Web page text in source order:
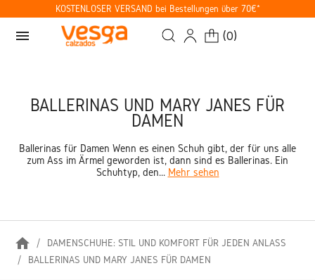
KOSTENLOSER VERSAND bei Bestellungen über 70€*
menu (0)
BALLERINAS UND MARY JANES FÜR
DAMEN
Ballerinas für Damen Wenn es einen Schuh gibt, der für uns alle
zum Ass im Ärmel geworden ist, dann sind es Ballerinas. Ein
Schuhtyp, den... Mehr sehen
home
DAMENSCHUHE: STIL UND KOMFORT FÜR JEDEN ANLASS
BALLERINAS UND MARY JANES FÜR DAMEN